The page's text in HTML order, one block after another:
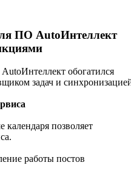
ПО AutoИнтеллект
обогатился
задач и
позволяет
работы постов